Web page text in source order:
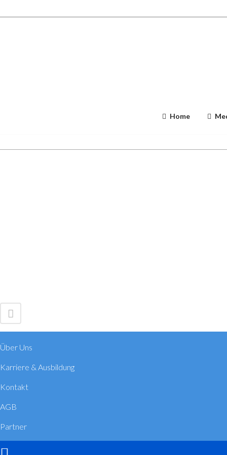
Home
Über Uns
Karriere & Ausbildung
Kontakt
AGB
Partner